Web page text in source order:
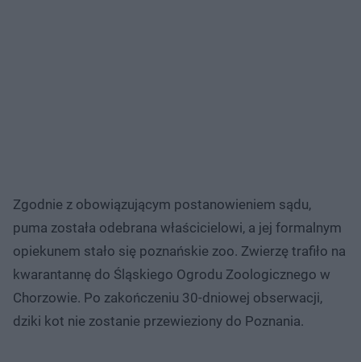
Zgodnie z obowiązującym postanowieniem sądu,
puma została odebrana właścicielowi, a jej formalnym
opiekunem stało się poznańskie zoo. Zwierzę trafiło na
kwarantannę do Śląskiego Ogrodu Zoologicznego w
Chorzowie. Po zakończeniu 30-dniowej obserwacji,
dziki kot nie zostanie przewieziony do Poznania.